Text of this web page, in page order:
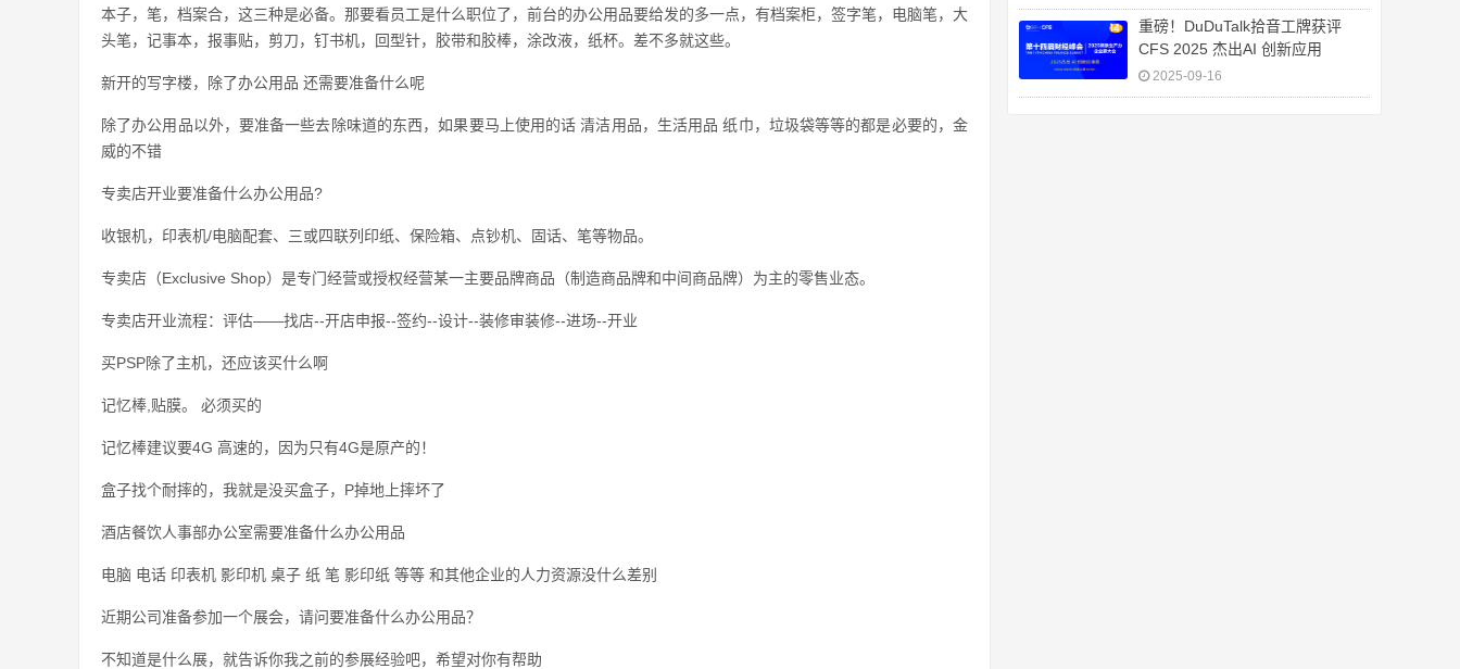
本子，笔，档案合，这三种是必备。那要看员工是什么职位了，前台的办公用品要给发的多一点，有档案柜，签字笔，电脑笔，大
头笔，记事本，报事贴，剪刀，钉书机，回型针，胶带和胶棒，涂改液，纸杯。差不多就这些。
新开的写字楼，除了办公用品 还需要准备什么呢
除了办公用品以外，要准备一些去除味道的东西，如果要马上使用的话 清洁用品，生活用品 纸巾，垃圾袋等等的都是必要的，金
威的不错
专卖店开业要准备什么办公用品?
收银机，印表机/电脑配套、三或四联列印纸、保险箱、点钞机、固话、笔等物品。
专卖店（Exclusive Shop）是专门经营或授权经营某一主要品牌商品（制造商品牌和中间商品牌）为主的零售业态。
专卖店开业流程：评估——找店--开店申报--签约--设计--装修审装修--进场--开业
买PSP除了主机，还应该买什么啊
记忆棒,贴膜。 必须买的
记忆棒建议要4G 高速的，因为只有4G是原产的！
盒子找个耐摔的，我就是没买盒子，P掉地上摔坏了
酒店餐饮人事部办公室需要准备什么办公用品
电脑 电话 印表机 影印机 桌子 纸 笔 影印纸 等等 和其他企业的人力资源没什么差别
近期公司准备参加一个展会，请问要准备什么办公用品？
不知道是什么展，就告诉你我之前的参展经验吧，希望对你有帮助
重磅！DuDuTalk拾音工牌获评
CFS 2025 杰出AI 创新应用
2025-09-16